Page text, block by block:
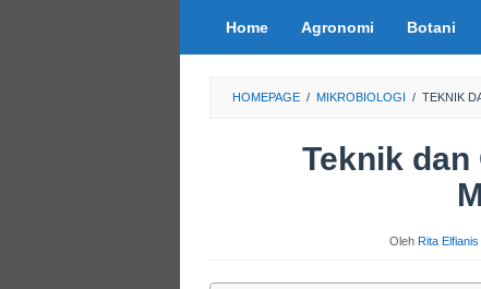
Home Agronomi Botani
HOMEPAGE / MIKROBIOLOGI / TEKNIK
Teknik
Oleh Rita